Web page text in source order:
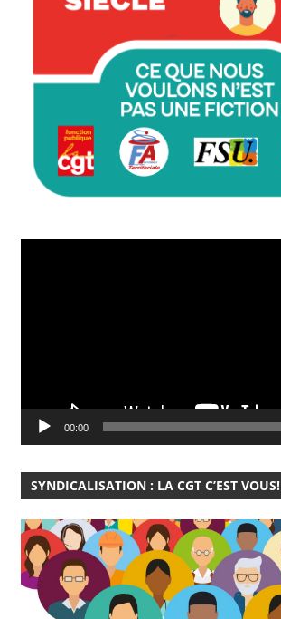
00:00
SYNDICALISATION : LA CGT C’EST VOUS!